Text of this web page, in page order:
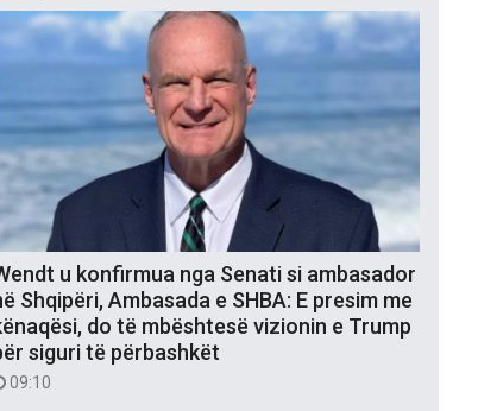
u konfirmua nga Senati si ambasador
Shqipëri, Ambasada e SHBA: E presim me
do të mbështesë vizionin e Trump
siguri të përbashkët
09:10